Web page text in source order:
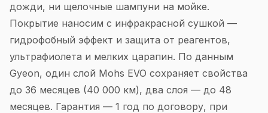
дожди, ни щелочные шампуни на мойке.
Покрытие наносим с инфракрасной сушкой —
гидрофобный эффект и защита от реагентов,
ультрафиолета и мелких царапин. По данным
Gyeon, один слой Mohs EVO сохраняет свойства
до 36 месяцев (40 000 км), два слоя — до 48
месяцев. Гарантия — 1 год по договору, при